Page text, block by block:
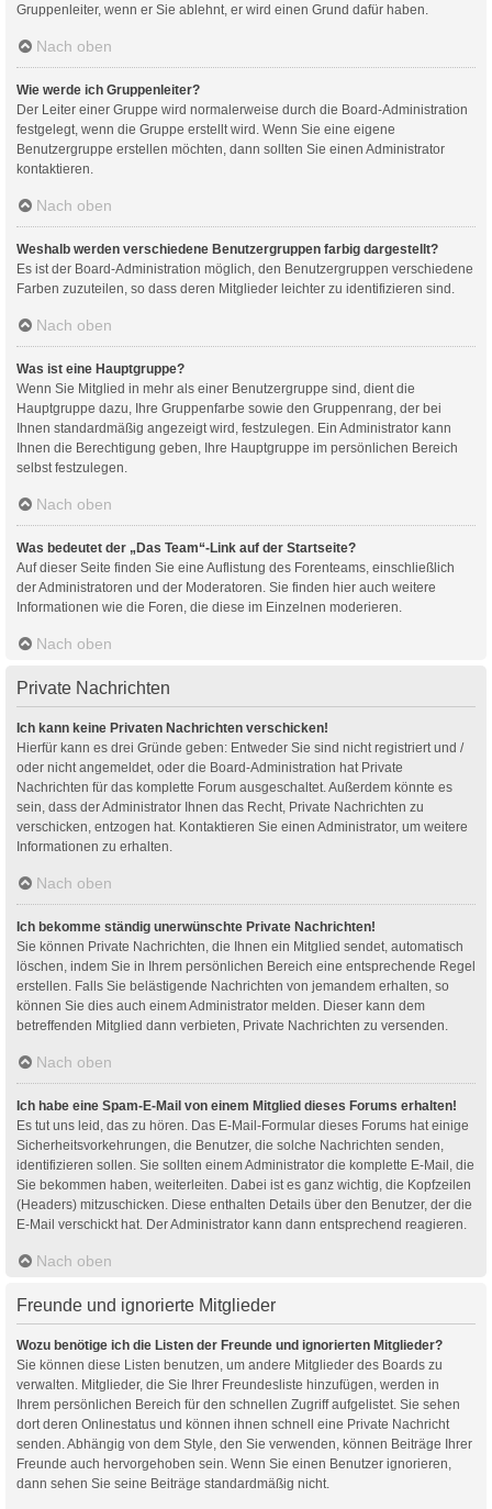
Gruppenleiter, wenn er Sie ablehnt, er wird einen Grund dafür haben.
Nach oben
Wie werde ich Gruppenleiter?
Der Leiter einer Gruppe wird normalerweise durch die Board-Administration
festgelegt, wenn die Gruppe erstellt wird. Wenn Sie eine eigene
Benutzergruppe erstellen möchten, dann sollten Sie einen Administrator
kontaktieren.
Nach oben
Weshalb werden verschiedene Benutzergruppen farbig dargestellt?
Es ist der Board-Administration möglich, den Benutzergruppen verschiedene
Farben zuzuteilen, so dass deren Mitglieder leichter zu identifizieren sind.
Nach oben
Was ist eine Hauptgruppe?
Wenn Sie Mitglied in mehr als einer Benutzergruppe sind, dient die
Hauptgruppe dazu, Ihre Gruppenfarbe sowie den Gruppenrang, der bei
Ihnen standardmäßig angezeigt wird, festzulegen. Ein Administrator kann
Ihnen die Berechtigung geben, Ihre Hauptgruppe im persönlichen Bereich
selbst festzulegen.
Nach oben
Was bedeutet der „Das Team“-Link auf der Startseite?
Auf dieser Seite finden Sie eine Auflistung des Forenteams, einschließlich
der Administratoren und der Moderatoren. Sie finden hier auch weitere
Informationen wie die Foren, die diese im Einzelnen moderieren.
Nach oben
Private Nachrichten
Ich kann keine Privaten Nachrichten verschicken!
Hierfür kann es drei Gründe geben: Entweder Sie sind nicht registriert und /
oder nicht angemeldet, oder die Board-Administration hat Private
Nachrichten für das komplette Forum ausgeschaltet. Außerdem könnte es
sein, dass der Administrator Ihnen das Recht, Private Nachrichten zu
verschicken, entzogen hat. Kontaktieren Sie einen Administrator, um weitere
Informationen zu erhalten.
Nach oben
Ich bekomme ständig unerwünschte Private Nachrichten!
Sie können Private Nachrichten, die Ihnen ein Mitglied sendet, automatisch
löschen, indem Sie in Ihrem persönlichen Bereich eine entsprechende Regel
erstellen. Falls Sie belästigende Nachrichten von jemandem erhalten, so
können Sie dies auch einem Administrator melden. Dieser kann dem
betreffenden Mitglied dann verbieten, Private Nachrichten zu versenden.
Nach oben
Ich habe eine Spam-E-Mail von einem Mitglied dieses Forums erhalten!
Es tut uns leid, das zu hören. Das E-Mail-Formular dieses Forums hat einige
Sicherheitsvorkehrungen, die Benutzer, die solche Nachrichten senden,
identifizieren sollen. Sie sollten einem Administrator die komplette E-Mail, die
Sie bekommen haben, weiterleiten. Dabei ist es ganz wichtig, die Kopfzeilen
(Headers) mitzuschicken. Diese enthalten Details über den Benutzer, der die
E-Mail verschickt hat. Der Administrator kann dann entsprechend reagieren.
Nach oben
Freunde und ignorierte Mitglieder
Wozu benötige ich die Listen der Freunde und ignorierten Mitglieder?
Sie können diese Listen benutzen, um andere Mitglieder des Boards zu
verwalten. Mitglieder, die Sie Ihrer Freundesliste hinzufügen, werden in
Ihrem persönlichen Bereich für den schnellen Zugriff aufgelistet. Sie sehen
dort deren Onlinestatus und können ihnen schnell eine Private Nachricht
senden. Abhängig von dem Style, den Sie verwenden, können Beiträge Ihrer
Freunde auch hervorgehoben sein. Wenn Sie einen Benutzer ignorieren,
dann sehen Sie seine Beiträge standardmäßig nicht.